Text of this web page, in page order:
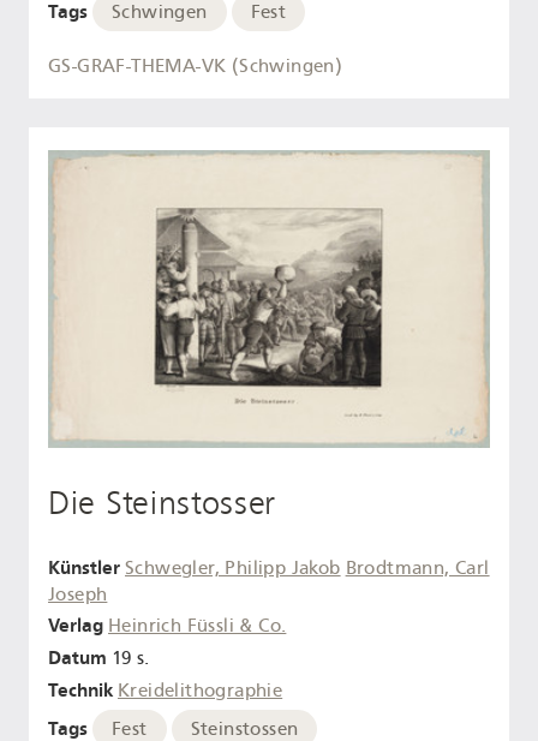
Tags Schwingen Fest
GS-GRAF-THEMA-VK (Schwingen)
Die Steinstosser
Künstler Schwegler, Philipp Jakob Brodtmann, Carl
Joseph
Verlag Heinrich Füssli & Co.
Datum 19 s.
Technik Kreidelithographie
Tags Fest Steinstossen